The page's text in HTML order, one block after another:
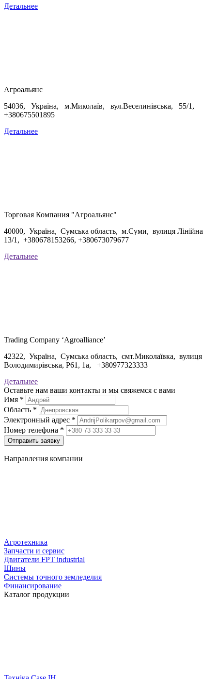
Детальнее
Агроальянс
54036, Україна, м.Миколаїв, вул.Веселинівська, 55/1,
+380675501895
Детальнее
Торговая Компания "Агроальянс"
40000, Україна, Сумська область, м.Суми, вулиця Лінійна
13/1, +380678153266, +380673079677
Детальнее
Trading Company ‘Agroalliance’
42322, Україна, Сумська область, смт.Миколаївка, вулиця
Володимирівська, Р61, 1а, +380977323333
Детальнее
Оставьте нам ваши контакты и мы свяжемся с вами
Имя *
Область *
Электронный адрес *
Номер телефона *
Отправить заявку
Направления компании
Агротехника
Запчасти и сервис
Двигатели FPT industrial
Шины
Системы точного земледелия
Финансирование
Каталог продукции